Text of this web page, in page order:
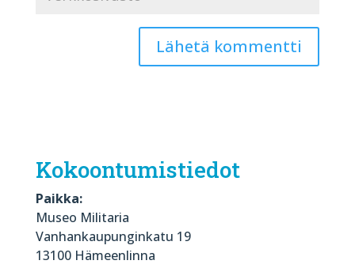
Kokoontumistiedot
Paikka:
Museo Militaria
Vanhankaupunginkatu 19
13100 Hämeenlinna